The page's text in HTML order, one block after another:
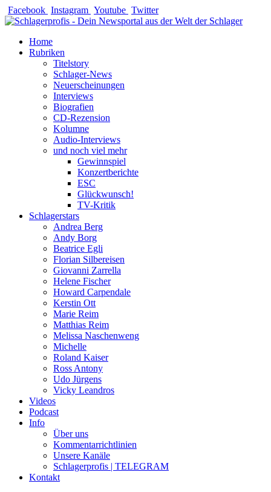
Zum
Inhalt
Facebook Instagram Youtube Twitter
Home
Rubriken
Titelstory
Schlager-News
Neuerscheinungen
Interviews
Biografien
CD-Rezension
Kolumne
Audio-Interviews
und noch viel mehr
Gewinnspiel
Konzertberichte
ESC
Glückwunsch!
TV-Kritik
Schlagerstars
Andrea Berg
Andy Borg
Beatrice Egli
Florian Silbereisen
Giovanni Zarrella
Helene Fischer
Howard Carpendale
Kerstin Ott
Marie Reim
Matthias Reim
Melissa Naschenweng
Michelle
Roland Kaiser
Ross Antony
Udo Jürgens
Vicky Leandros
Videos
Podcast
Info
Über uns
Kommentarrichtlinien
Unsere Kanäle
Schlagerprofis | TELEGRAM
Kontakt